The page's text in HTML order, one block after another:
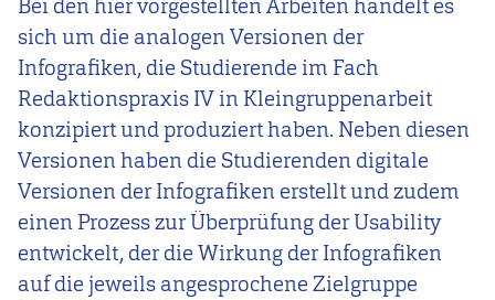
Bei den hier vorgestellten Arbeiten handelt es
sich um die analogen Versionen der
Infografiken, die Studierende im Fach
Redaktionspraxis IV in Kleingruppenarbeit
konzipiert und produziert haben. Neben diesen
Versionen haben die Studierenden digitale
Versionen der Infografiken erstellt und zudem
einen Prozess zur Überprüfung der Usability
entwickelt, der die Wirkung der Infografiken
auf die jeweils angesprochene Zielgruppe